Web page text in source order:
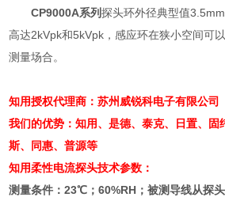
CP9000A系列探头环外径典型值3.5mm
高达2kVpk和5kVpk ，感应环在狭小空间可
测量场合。
知用授权代理商：苏州威锐科电子有限公司
我们的优势：知用、是德、泰克、日置、固
斯、同惠、普源等
知用柔性电流探头技术参数：
测量条件：23℃；60%RH ；被测导线从探